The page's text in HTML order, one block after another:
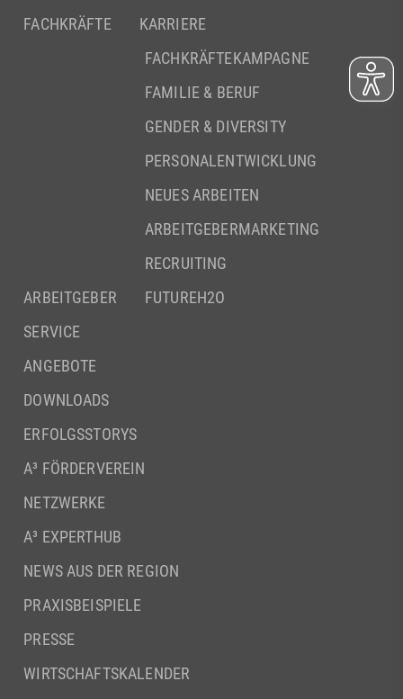
FACHKRÄFTE
KARRIERE
ARBEITGEBER
FACHKRÄFTEKAMPAGNE
FAMILIE & BERUF
GENDER & DIVERSITY
PERSONALENTWICKLUNG
NEUES ARBEITEN
ARBEITGEBERMARKETING
RECRUITING
FUTUREH2O
SERVICE
ANGEBOTE
DOWNLOADS
ERFOLGSSTORYS
A³ FÖRDERVEREIN
NETZWERKE
A³ EXPERTHUB
NEWS AUS DER REGION
PRAXISBEISPIELE
PRESSE
WIRTSCHAFTSKALENDER